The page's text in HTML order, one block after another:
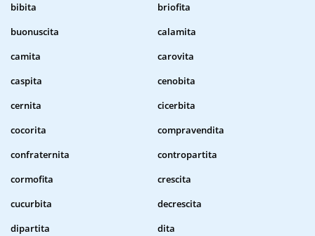
bibita
briofita
buonuscita
calamita
camita
carovita
caspita
cenobita
cernita
cicerbita
cocorita
compravendita
confraternita
contropartita
cormofita
crescita
cucurbita
decrescita
dipartita
dita